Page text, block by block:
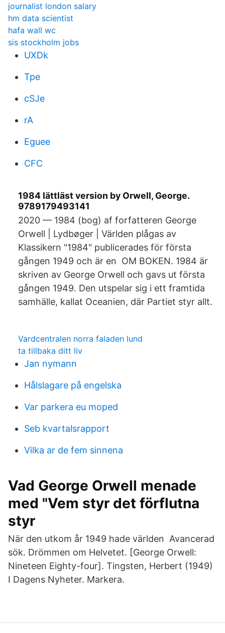
journalist london salary
hm data scientist
hafa wall wc
sis stockholm jobs
UXDk
Tpe
cSJe
rA
Eguee
CFC
1984 lättläst version by Orwell, George.
9789179493141
2020 — 1984 (bog) af forfatteren George
Orwell | Lydbøger | Världen plågas av
Klassikern "1984" publicerades för första
gången 1949 och är en OM BOKEN. 1984 är
skriven av George Orwell och gavs ut första
gången 1949. Den utspelar sig i ett framtida
samhälle, kallat Oceanien, där Partiet styr allt.
Vardcentralen norra faladen lund
ta tillbaka ditt liv
Jan nymann
Hålslagare på engelska
Var parkera eu moped
Seb kvartalsrapport
Vilka ar de fem sinnena
Vad George Orwell menade
med "Vem styr det förflutna
styr
När den utkom år 1949 hade världen Avancerad
sök. Drömmen om Helvetet. [George Orwell:
Nineteen Eighty-four]. Tingsten, Herbert (1949)
I Dagens Nyheter. Markera.